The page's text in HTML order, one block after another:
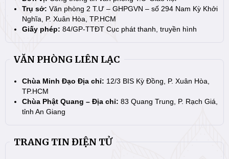
Trụ sở: Văn phòng 2 T.Ư – GHPGVN – số 294 Nam Kỳ Khởi
Nghĩa, P. Xuân Hòa, TP.HCM
Giấy phép: 84/GP-TTĐT Cục phát thanh, truyền hình
VĂN PHÒNG LIÊN LẠC
Chùa Minh Đạo Địa chỉ: 12/3 BIS Kỳ Đồng, P. Xuân Hòa,
TP.HCM
Chùa Phật Quang – Địa chỉ: 83 Quang Trung, P. Rạch Giá,
tỉnh An Giang
TRANG TIN ĐIỆN TỬ